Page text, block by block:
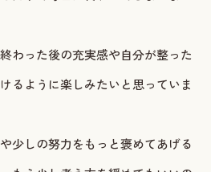
わった後の充実感や自分が整った
るように楽しみたいと思っていま
少しの努力をもっと褒めてあげる